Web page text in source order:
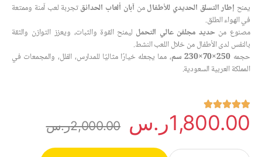
يمنح إطار التسلق الحديدي للأطفالمن آبان ألعاب الحدائقتجربة لعب آمنة وممتعة
في الهواء الطلق.
مصنوع منحديد مجلفن عالي التحمل ليمنح القوة والثبات، ويعزز التوازن والثقة
بالنفس لدى الأطفال من خلال اللعب النشط.
حجمه250×70×230 سم
، مما يجعله خيارًا مثاليًا للمدارس، الفلل، والمجمعات في
المملكة العربية السعودية.
1,800.00ر.س 2,000.00ر.س